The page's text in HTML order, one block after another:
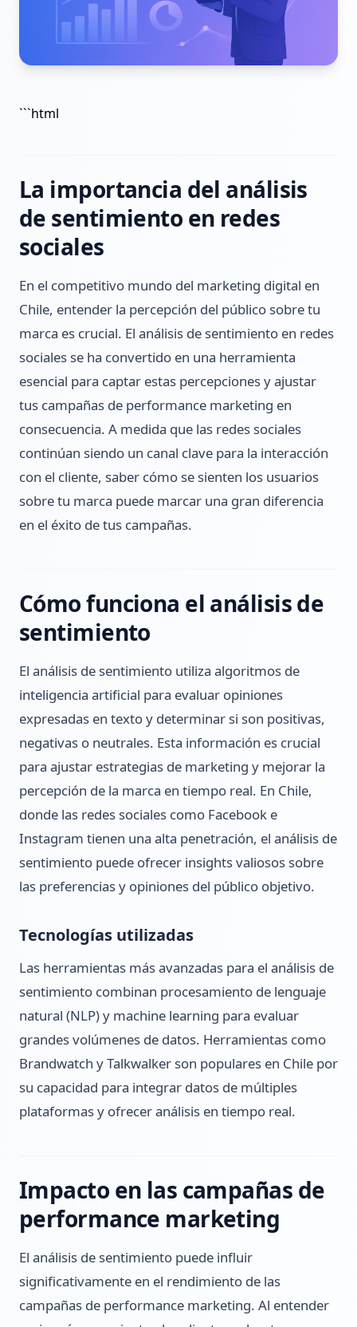
```html
La importancia del análisis
de sentimiento en redes
sociales
En el competitivo mundo del marketing digital en
Chile, entender la percepción del público sobre tu
marca es crucial. El análisis de sentimiento en redes
sociales se ha convertido en una herramienta
esencial para captar estas percepciones y ajustar
tus campañas de performance marketing en
consecuencia. A medida que las redes sociales
continúan siendo un canal clave para la interacción
con el cliente, saber cómo se sienten los usuarios
sobre tu marca puede marcar una gran diferencia
en el éxito de tus campañas.
Cómo funciona el análisis de
sentimiento
El análisis de sentimiento utiliza algoritmos de
inteligencia artificial para evaluar opiniones
expresadas en texto y determinar si son positivas,
negativas o neutrales. Esta información es crucial
para ajustar estrategias de marketing y mejorar la
percepción de la marca en tiempo real. En Chile,
donde las redes sociales como Facebook e
Instagram tienen una alta penetración, el análisis de
sentimiento puede ofrecer insights valiosos sobre
las preferencias y opiniones del público objetivo.
Tecnologías utilizadas
Las herramientas más avanzadas para el análisis de
sentimiento combinan procesamiento de lenguaje
natural (NLP) y machine learning para evaluar
grandes volúmenes de datos. Herramientas como
Brandwatch y Talkwalker son populares en Chile por
su capacidad para integrar datos de múltiples
plataformas y ofrecer análisis en tiempo real.
Impacto en las campañas de
performance marketing
El análisis de sentimiento puede influir
significativamente en el rendimiento de las
campañas de performance marketing. Al entender